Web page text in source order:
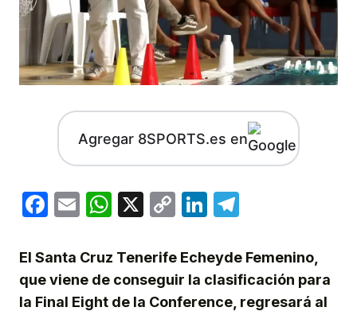
Agregar 8SPORTS.es en
Facebook
EmailWhatsApp
X
CopyLinkedIn
El Santa Cruz Tenerife Echeyde Femenino,
que viene de conseguir la clasificación para
la Final Eight de la Conference, regresará al